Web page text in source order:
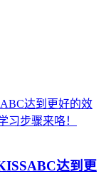
达到更